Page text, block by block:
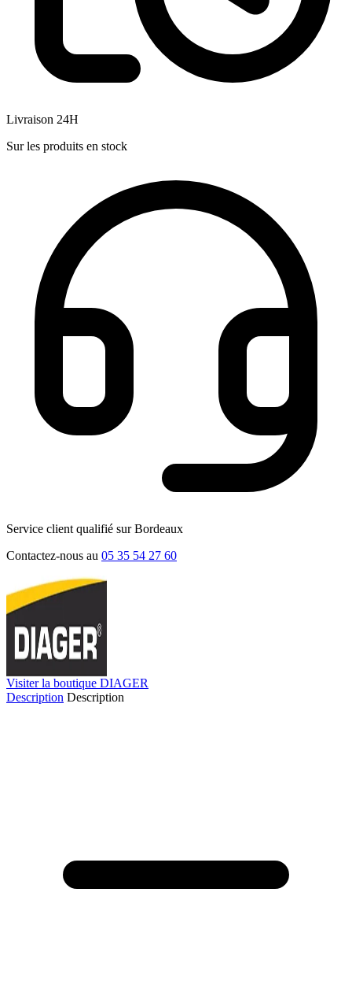
Livraison 24H
Sur les produits en stock
Service client qualifié sur Bordeaux
Contactez-nous au 05 35 54 27 60
Visiter la boutique DIAGER
Description Description